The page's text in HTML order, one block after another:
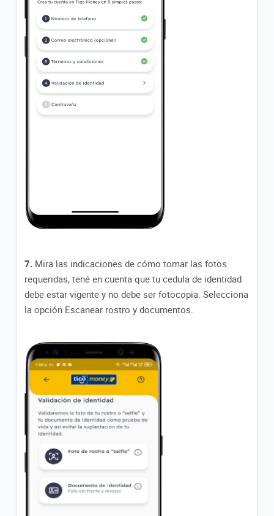
7. Mira las indicaciones de cómo tomar las fotos
requeridas, tené en cuenta que tu cedula de identidad
debe estar vigente y no debe ser fotocopia. Selecciona
la opción Escanear rostro y documentos.